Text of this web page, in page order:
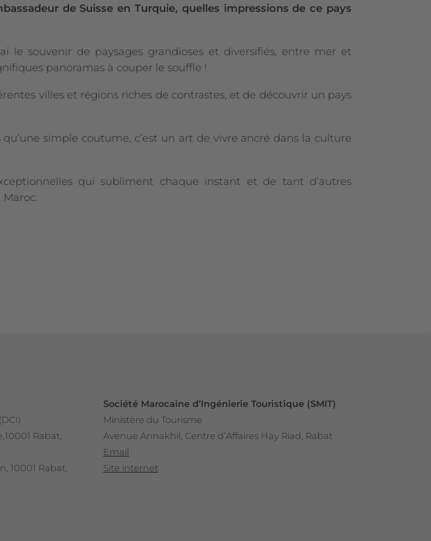
de Suisse en Turquie, quelles impressions de ce pays
le souvenir de paysages grandioses et diversifiés, entre mer et
panoramas à couper le souffle !
villes et régions riches de contrastes, et de découvrir un pays
simple coutume, c’est un art de vivre ancré dans la culture
qui subliment chaque instant et de tant d’autres
Rabat,
10001 Rabat,
Société Marocaine d’Ingénierie Touristique (SMIT)
Ministère du Tourisme
Avenue Annakhil, Centre d’Affaires Hay Riad, Rabat
Email
Site internet